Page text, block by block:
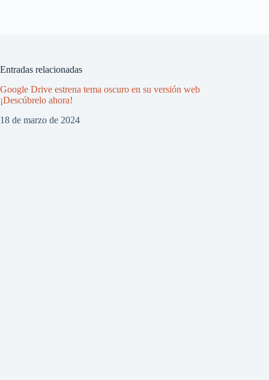
Entradas relacionadas
Google Drive estrena tema oscuro en su versión web
¡Descúbrelo ahora!
18 de marzo de 2024